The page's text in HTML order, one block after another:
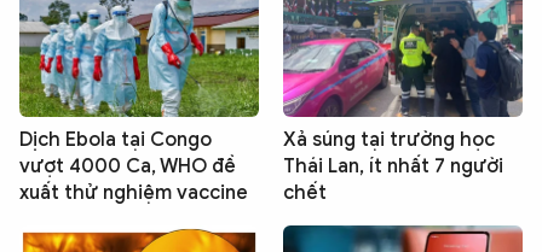
Dịch Ebola tại Congo
vượt 4000 Ca, WHO đề
xuất thử nghiệm vaccine
Xả súng tại trường học
Thái Lan, ít nhất 7 người
chết